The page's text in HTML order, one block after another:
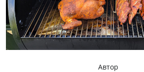
Автор